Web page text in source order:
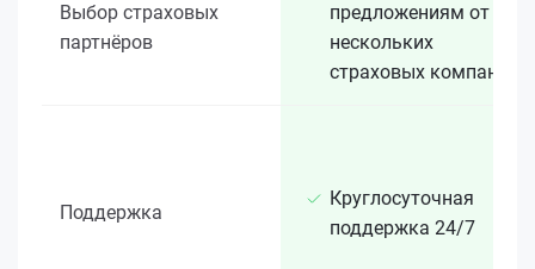
Выбор страховых
партнёров
предложениям от
нескольких
страховых компаний
Поддержка
Круглосуточная
поддержка 24/7